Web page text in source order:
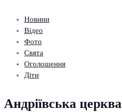
Новини
Відео
Фото
Свята
Оголошення
Діти
Андріївська церква